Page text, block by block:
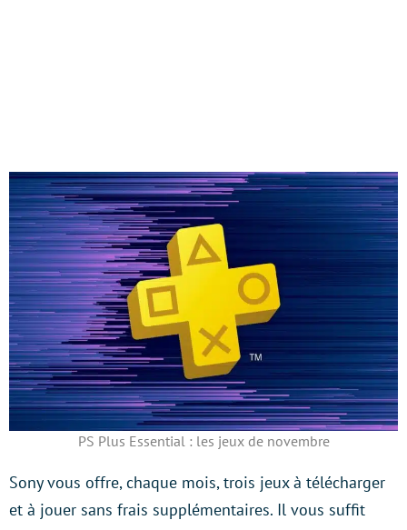
PS Plus Essential : les jeux de novembre
Sony vous offre, chaque mois, trois jeux à télécharger
et à jouer sans frais supplémentaires. Il vous suffit